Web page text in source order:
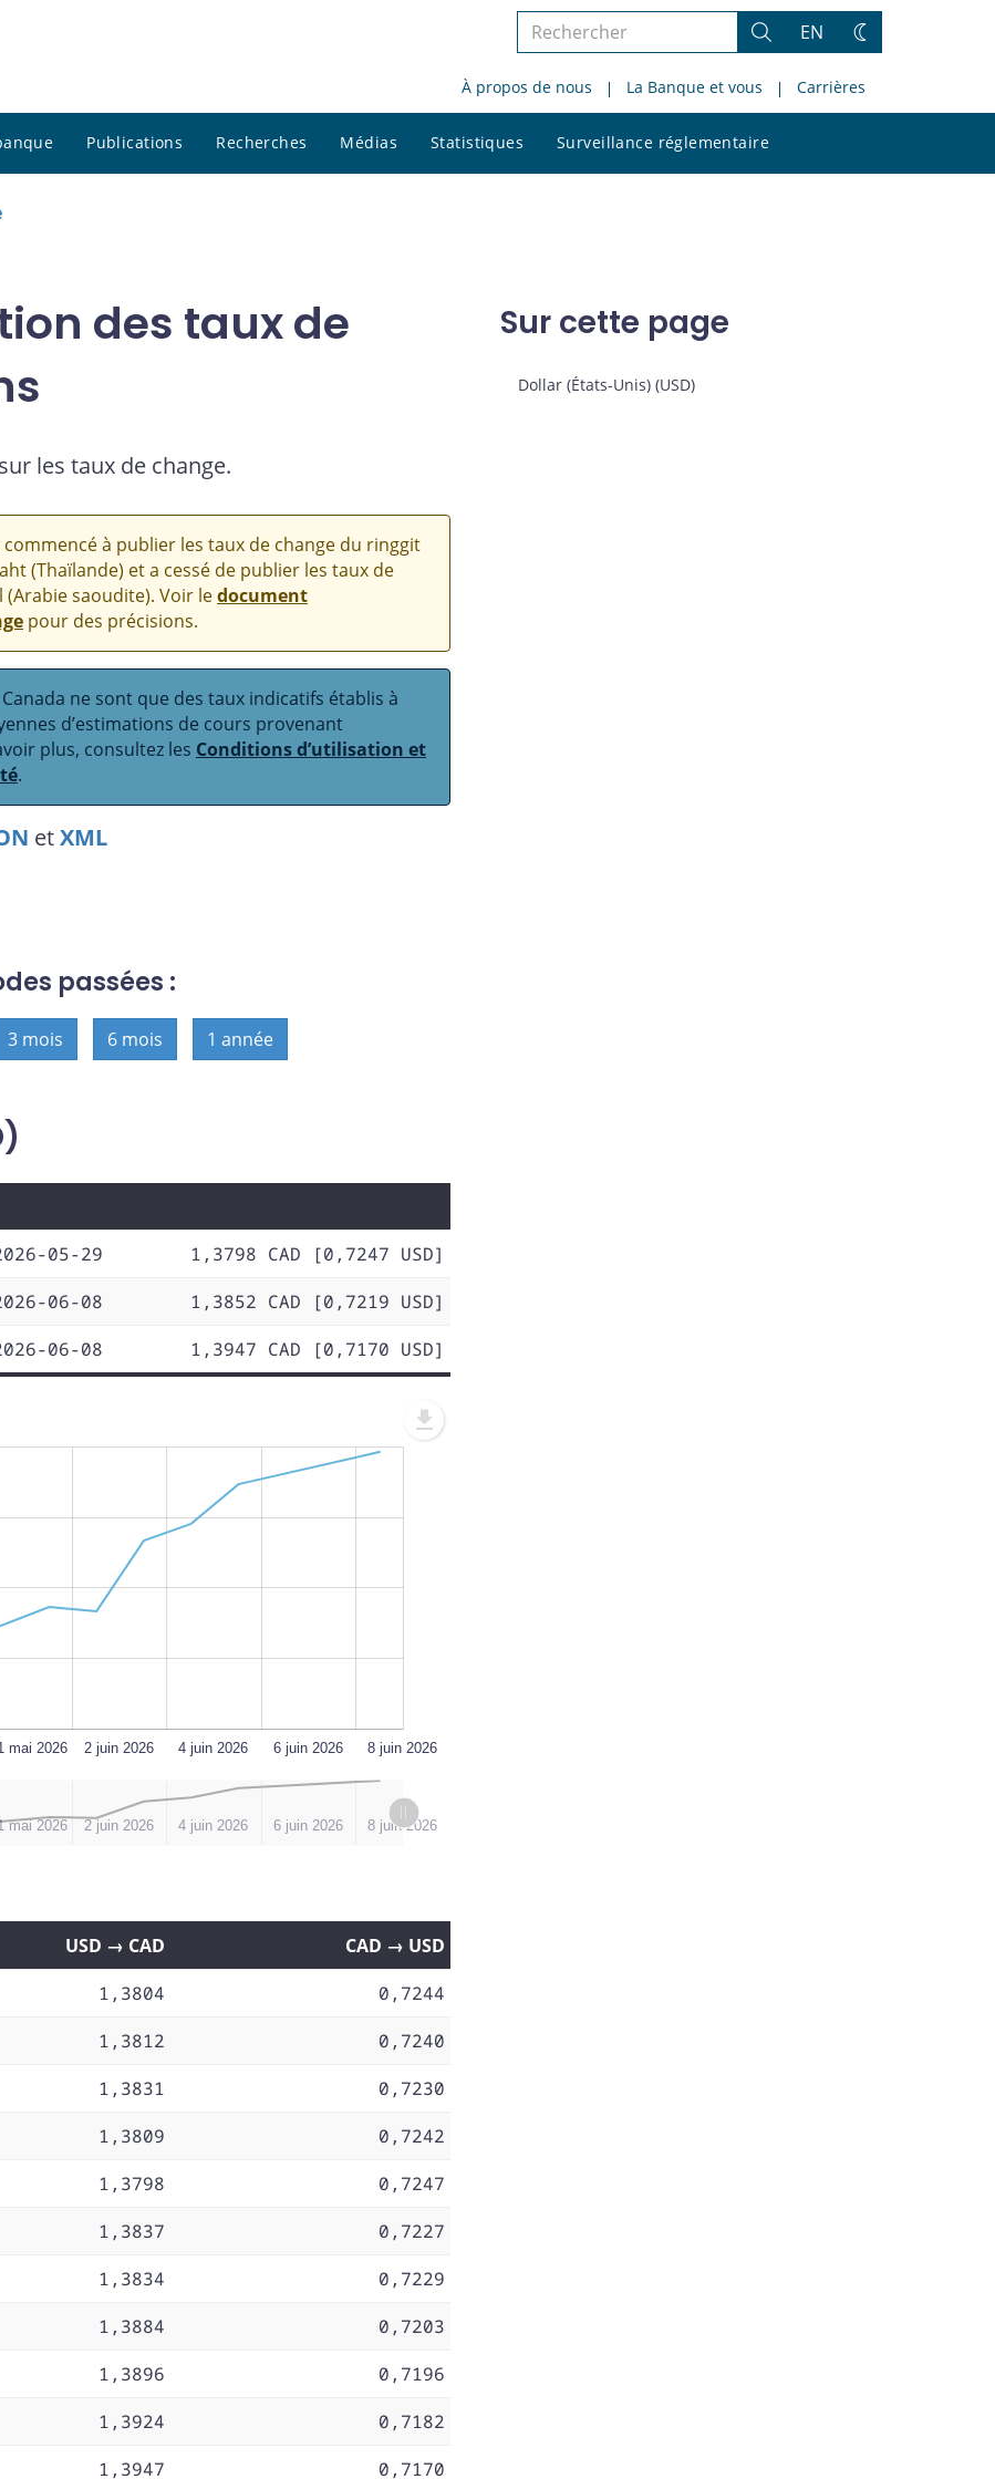
Rechercher
le
site
Rechercher
EN
Changez
thème
À propos de nous La Banque et vous Carrières
Publications Recherches Médias Statistiques Surveillance réglementaire
le
des taux de
les taux de change.
commencé à publier les taux de change du ringgit
(Thaïlande) et a cessé de publier les taux de
saoudite). Voir ledocument
pour des précisions.
ne sont que des taux indicatifs établis à
d’estimations de cours provenant
plus, consultez les Conditions d’utilisation et
.
etXML
passées :
3 mois 6 mois 1 année
05-29
1,3798 CAD [0,7247 USD]
06-08
1,3852 CAD [0,7219 USD]
06-08 1,3947 CAD [0,7170 USD]
mai 2026 8 juin 2026
6 juin 2026
4 juin 2026
2 juin 2026
6 juin 2026
mai 2026 4 juin 2026
2 juin 2026 8 juin 2026
USD → CAD
CAD → USD
1,3804
0,7244
1,3812
0,7240
1,3831
0,7230
1,3809
0,7242
1,3798
0,7247
1,3837
0,7227
1,3834
0,7229
1,3884
0,7203
1,3896
0,7196
1,3924
0,7182
1,3947 0,7170
Sur cette page
Dollar (États-Unis) (USD)